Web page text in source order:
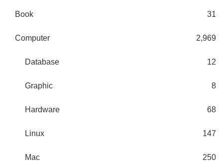
Book 31
Computer 2,969
Database 12
Graphic 8
Hardware 68
Linux 147
Mac 250